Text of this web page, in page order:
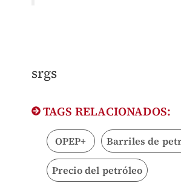
srgs
TAGS RELACIONADOS:
OPEP+ Barriles de
Precio del petróleo